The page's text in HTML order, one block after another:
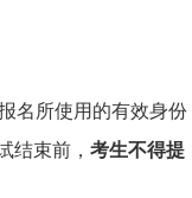
名所使用的有效身份
结束前， 考生不得提